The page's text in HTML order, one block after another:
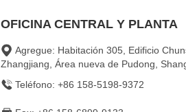
OFICINA CENTRAL Y PLANTA
Agregue: Habitación 305, Edificio
Zhangjiang, Área nueva de Pudong,
Teléfono: +86 158-5198-9372